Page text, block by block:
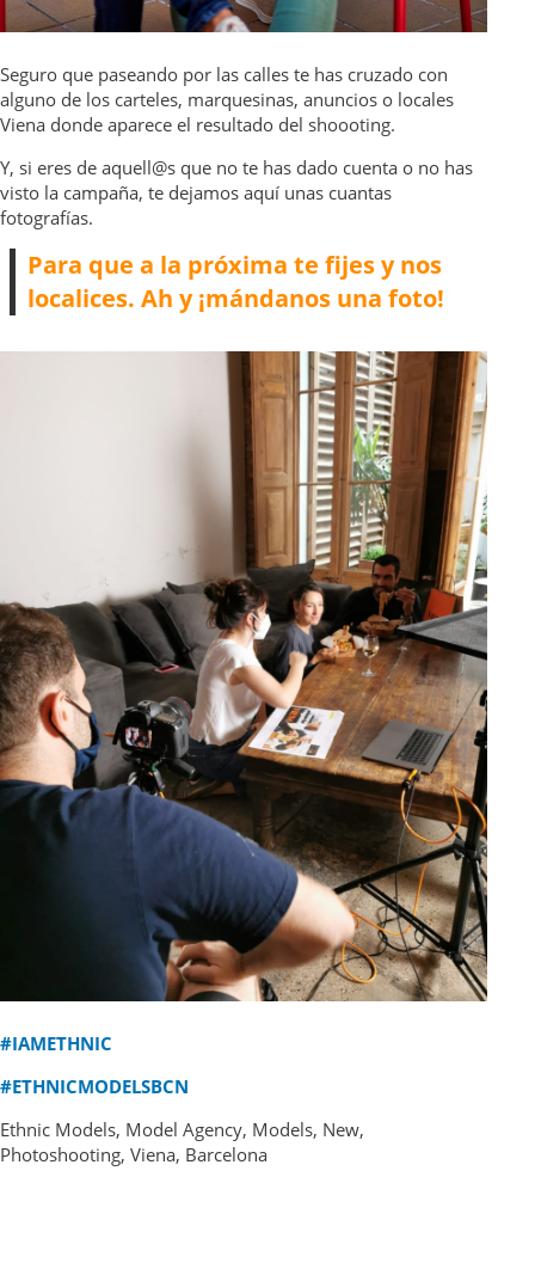
Seguro que paseando por las calles te has cruzado con
alguno de los carteles, marquesinas, anuncios o locales
Viena donde aparece el resultado del shoooting.
Y, si eres de aquell@s que no te has dado cuenta o no has
visto la campaña, te dejamos aquí unas cuantas
fotografías.
Para que a la próxima te fijes y nos
localices. Ah y ¡mándanos una foto!
#IAMETHNIC
#ETHNICMODELSBCN
Ethnic Models, Model Agency, Models, New,
Photoshooting, Viena, Barcelona